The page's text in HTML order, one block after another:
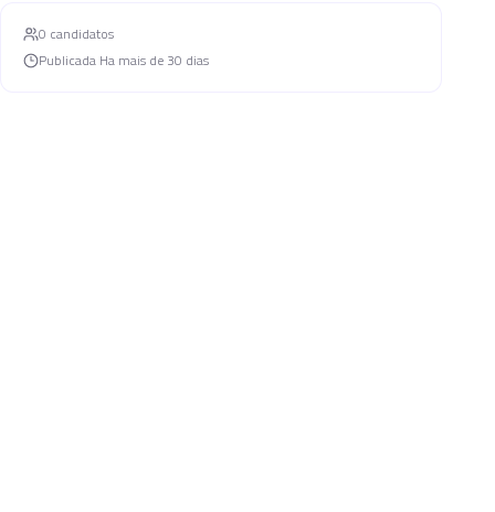
0 candidatos
Publicada Ha mais de 30 dias